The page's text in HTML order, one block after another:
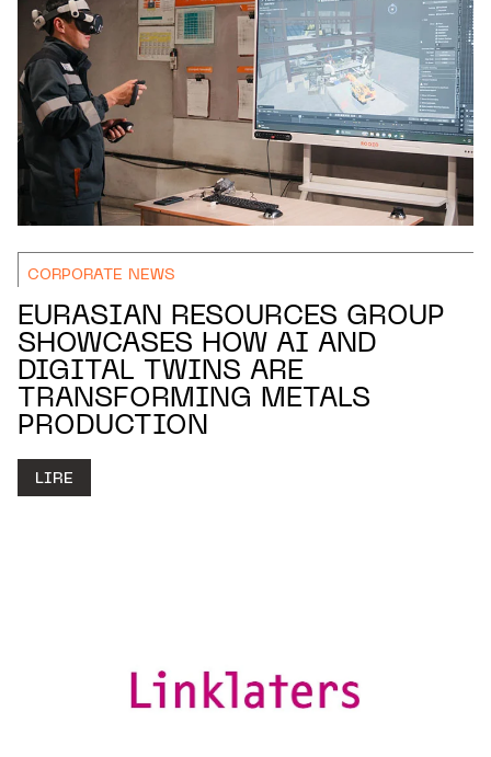
CORPORATE NEWS
EURASIAN RESOURCES GROUP
SHOWCASES HOW AI AND
DIGITAL TWINS ARE
TRANSFORMING METALS
PRODUCTION
LIRE